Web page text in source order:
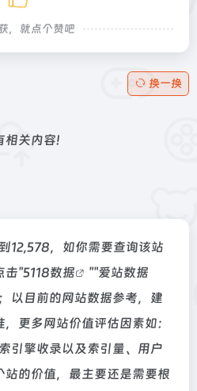
，就点个赞吧
换一换
相关内容!
12,578，如你需要查询该站
击"5118数据 ""爱站数据
以目前的网站数据参考，建
更多网站价值评估因素如：
引擎收录以及索引量、用户
的价值，最主要还是需要根